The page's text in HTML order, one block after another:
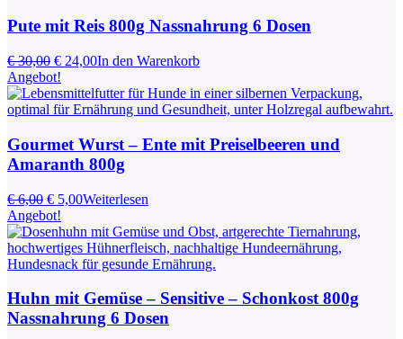
Pute mit Reis 800g Nassnahrung 6 Dosen
€30,00 Ursprünglicher
Preis
war:
€ 30,00
€ 24,00Aktueller
ist:
€ 24,00.
In den Warenkorb
Angebot!
Gourmet Wurst – Ente mit Preiselbeeren und
Amaranth 800g
€6,00 Ursprünglicher
Preis
war:
€ 6,00
€ 5,00Aktueller
ist:
€ 5,00.
Weiterlesen
Angebot!
Huhn mit Gemüse – Sensitive – Schonkost 800g
Nassnahrung 6 Dosen